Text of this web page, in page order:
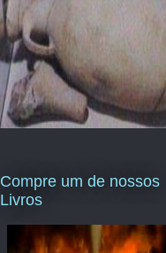
Compre um de nossos
Livros